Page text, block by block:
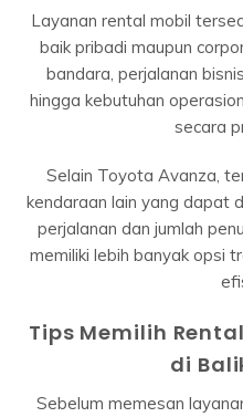
Layanan rental mobil
baik pribadi maupun
bandara, perjalanan
hingga kebutuhan
secara
Selain Toyota Avanza,
kendaraan lain yang dapat
perjalanan dan jumlah
memiliki lebih banyak opsi
Tips Memilih
di
Sebelum memesan